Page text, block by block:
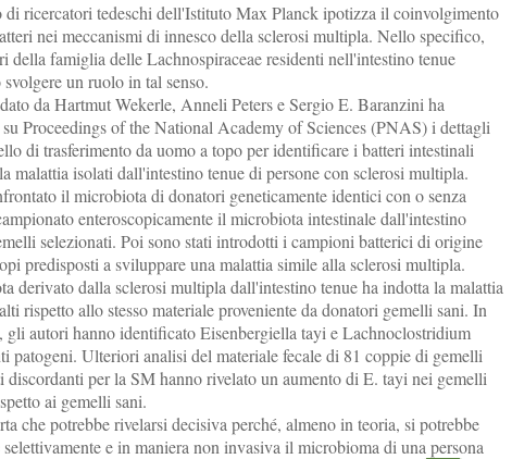
ricercatori tedeschi dell'Istituto Max Planck ipotizza il coinvolgimento
nei meccanismi di innesco della sclerosi multipla. Nello specifico,
della famiglia delle Lachnospiraceae residenti nell'intestino tenue
un ruolo in tal senso.
da Hartmut Wekerle, Anneli Peters e Sergio E. Baranzini ha
Proceedings of the National Academy of Sciences (PNAS) i dettagli
di trasferimento da uomo a topo per identificare i batteri intestinali
malattia isolati dall'intestino tenue di persone con sclerosi multipla.
il microbiota di donatori geneticamente identici con o senza
enteroscopicamente il microbiota intestinale dall'intestino
selezionati. Poi sono stati introdotti i campioni batterici di origine
predisposti a sviluppare una malattia simile alla sclerosi multipla.
derivato dalla sclerosi multipla dall'intestino tenue ha indotta la malattia
rispetto allo stesso materiale proveniente da donatori gemelli sani. In
gli autori hanno identificato Eisenbergiella tayi e Lachnoclostridium
patogeni. Ulteriori analisi del materiale fecale di 81 coppie di gemelli
discordanti per la SM hanno rivelato un aumento di E. tayi nei gemelli
ai gemelli sani.
che potrebbe rivelarsi decisiva perché, almeno in teoria, si potrebbe
e in maniera non invasiva il microbioma di una persona